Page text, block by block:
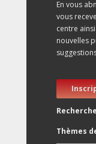
En vous
vous
centre
nouvelles
Thèmes